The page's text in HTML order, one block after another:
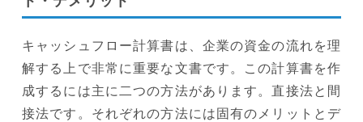
キャッシュフロー計算書は、企業の資金の流れを理
解する上で非常に重要な文書です。この計算書を作
成するには主に二つの方法があります。直接法と間
接法です。それぞれの方法には固有のメリットとデ